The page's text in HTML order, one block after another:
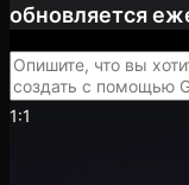
обновляется
1:1